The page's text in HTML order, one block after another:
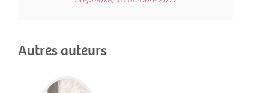
Autres auteurs